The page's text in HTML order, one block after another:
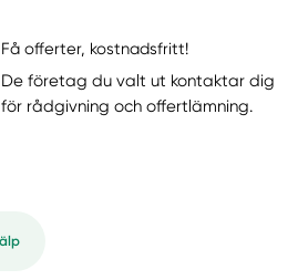
Få offerter, kostnadsfritt!
De företag du valt ut kontaktar dig
för rådgivning och offertlämning.